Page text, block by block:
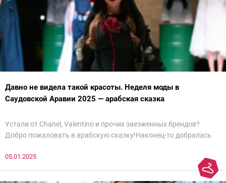
Давно не видела такой красоты. Неделя моды в
Саудовской Аравии 2025 — арабская сказка
Устали от Chanel, Valentino и прочих заезженных брендов?
Добро пожаловать в арабскую сказку!Наконец-то добралась
все и осталась под глубоким впечатлением. Национальный
колорит Ближнего Востока на современный манер — это
невероятно красиво.Все стереотипы, какие были у меня насчет
05.01.2025